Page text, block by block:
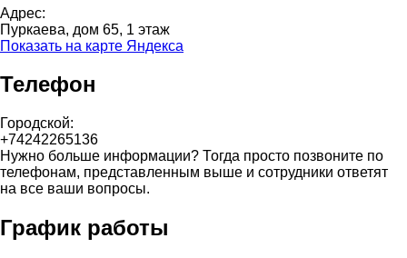
Адрес:
Пуркаева, дом 65, 1 этаж
Показать на карте Яндекса
Телефон
Городской:
+74242265136
Нужно больше информации? Тогда просто позвоните по
телефонам, представленным выше и сотрудники ответят
на все ваши вопросы.
График работы